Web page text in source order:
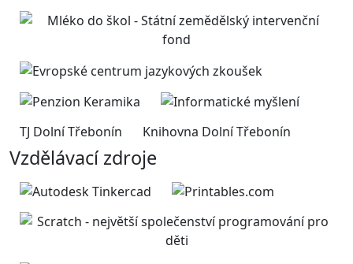
TJ Dolní Třebonín Knihovna Dolní Třebonín
Vzdělávací zdroje